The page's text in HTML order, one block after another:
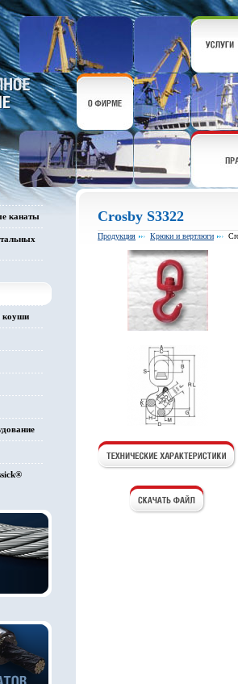
канаты
коуши
Crosby S3322
Продукция Крюки и вертлюги